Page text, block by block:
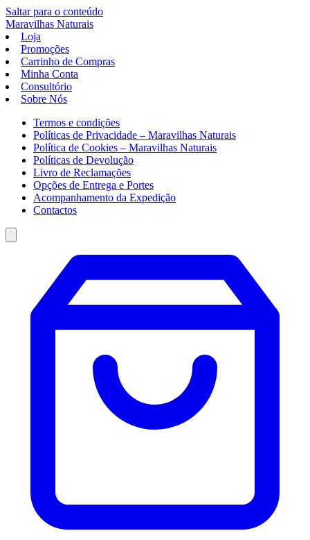
Saltar para o conteúdo
Maravilhas Naturais
Loja
Promoções
Carrinho de Compras
Minha Conta
Consultório
Sobre Nós
Termos e condições
Políticas de Privacidade – Maravilhas Naturais
Política de Cookies – Maravilhas Naturais
Políticas de Devolução
Livro de Reclamações
Opções de Entrega e Portes
Acompanhamento da Expedição
Contactos